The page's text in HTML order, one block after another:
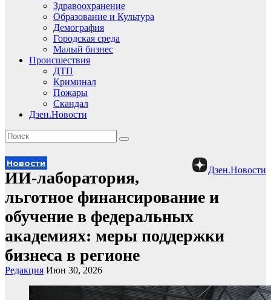
Здравоохранение
Образование и Культура
Демография
Городская среда
Малый бизнес
Происшествия
ДТП
Криминал
Пожары
Скандал
Дзен.Новости
Дзен.Новости
Новости
ИИ-лаборатория,
льготное финансирование и
обучение в федеральных
академиях: меры поддержки
бизнеса в регионе
Редакция Июн 30, 2026